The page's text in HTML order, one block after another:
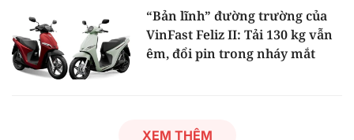
“Bản lĩnh” đường trường của
VinFast Feliz II: Tải 130 kg vẫn
êm, đổi pin trong nháy mắt
XEM THÊM